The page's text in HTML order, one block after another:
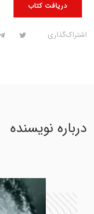
دریافت کتاب
اشتراک‌گذاری
درباره نویسنده